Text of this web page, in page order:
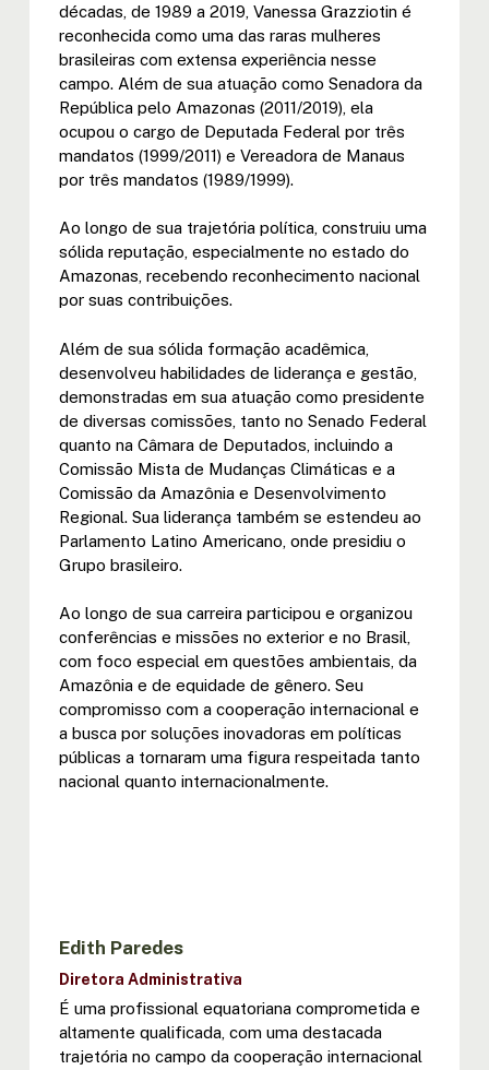
décadas, de 1989 a 2019, Vanessa Grazziotin é
reconhecida como uma das raras mulheres
brasileiras com extensa experiência nesse
campo. Além de sua atuação como Senadora da
República pelo Amazonas (2011/2019), ela
ocupou o cargo de Deputada Federal por três
mandatos (1999/2011) e Vereadora de Manaus
por três mandatos (1989/1999).
Ao longo de sua trajetória política, construiu uma
sólida reputação, especialmente no estado do
Amazonas, recebendo reconhecimento nacional
por suas contribuições.
Além de sua sólida formação acadêmica,
desenvolveu habilidades de liderança e gestão,
demonstradas em sua atuação como presidente
de diversas comissões, tanto no Senado Federal
quanto na Câmara de Deputados, incluindo a
Comissão Mista de Mudanças Climáticas e a
Comissão da Amazônia e Desenvolvimento
Regional. Sua liderança também se estendeu ao
Parlamento Latino Americano, onde presidiu o
Grupo brasileiro.
Ao longo de sua carreira participou e organizou
conferências e missões no exterior e no Brasil,
com foco especial em questões ambientais, da
Amazônia e de equidade de gênero. Seu
compromisso com a cooperação internacional e
a busca por soluções inovadoras em políticas
públicas a tornaram uma figura respeitada tanto
nacional quanto internacionalmente.
Edith Paredes
Diretora Administrativa
É uma profissional equatoriana comprometida e
altamente qualificada, com uma destacada
trajetória no campo da cooperação internacional